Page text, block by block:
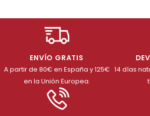
ENVÍO GRATIS
A partir de 80€ en España y 125€
en la Unión Europea.
14 días